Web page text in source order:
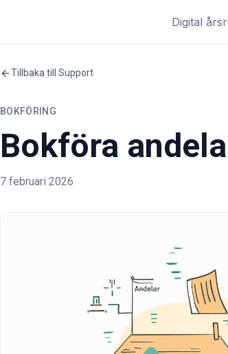
Digital
Tillbaka till Support
BOKFÖRING
Bokföra
7 februari 2026